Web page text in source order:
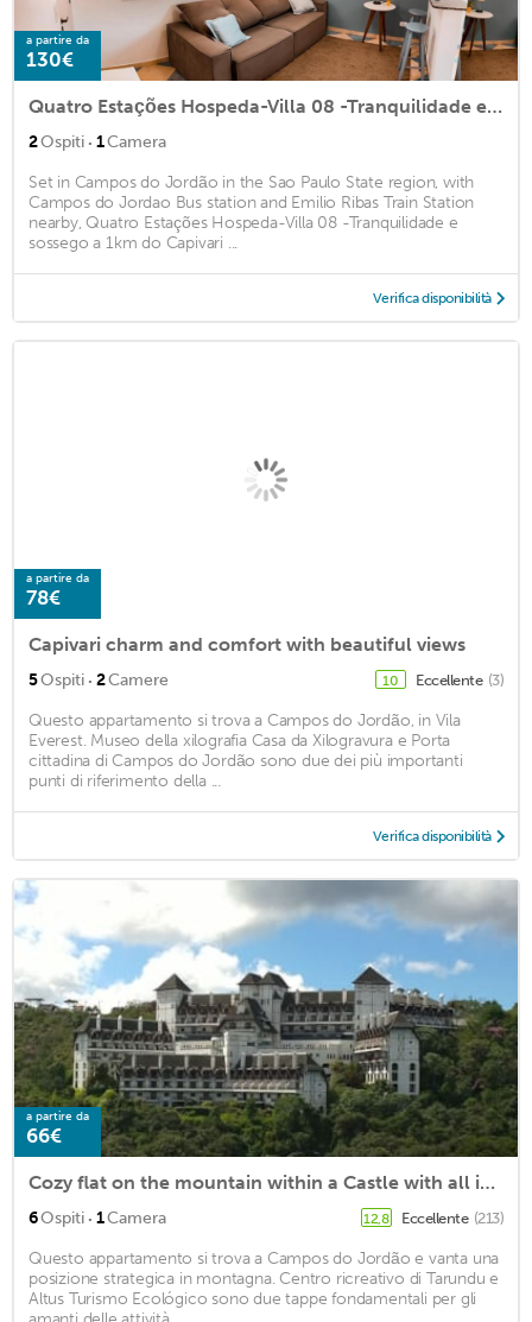
a partire da
130€
Quatro Estações Hospeda-Villa 08 -Tranquilidade e sossego a 1km do Capivari
2Ospiti · 1Camera
Set in Campos do Jordão in the Sao Paulo State region, with
Campos do Jordao Bus station and Emilio Ribas Train Station
nearby, Quatro Estações Hospeda-Villa 08 -Tranquilidade e
sossego a 1km do Capivari ...
Verifica disponibilità
a partire da
78€
Capivari charm and comfort with beautiful views
5Ospiti · 2Camere 10 Eccellente (3)
Questo appartamento si trova a Campos do Jordão, in Vila
Everest. Museo della xilografia Casa da Xilogravura e Porta
cittadina di Campos do Jordão sono due dei più importanti
punti di riferimento della ...
Verifica disponibilità
a partire da
66€
Cozy flat on the mountain within a Castle with all infrastructure.
6Ospiti · 1Camera 12,8 Eccellente (213)
Questo appartamento si trova a Campos do Jordão e vanta una
posizione strategica in montagna. Centro ricreativo di Tarundu e
Altus Turismo Ecológico sono due tappe fondamentali per gli